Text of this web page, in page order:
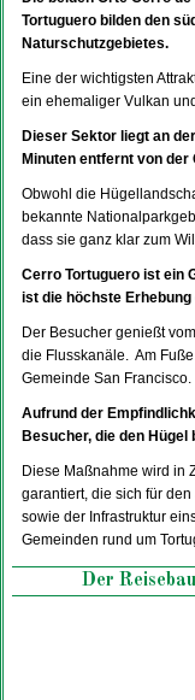
Tortuguero bilden den
Naturschutzgebietes.
Eine der wichtigsten
ein ehemaliger Vulkan
Dieser Sektor liegt an
Minuten entfernt von der
Obwohl die
bekannte
dass sie ganz klar zum
Cerro Tortuguero ist ein
ist die höchste
Der Besucher genießt
die Flusskanäle. Am
Gemeinde San Francisco.
Aufrund der
Besucher, die den
Diese Maßnahme wird in
garantiert, die sich für
sowie der Infrastruktur
Gemeinden rund um
Der